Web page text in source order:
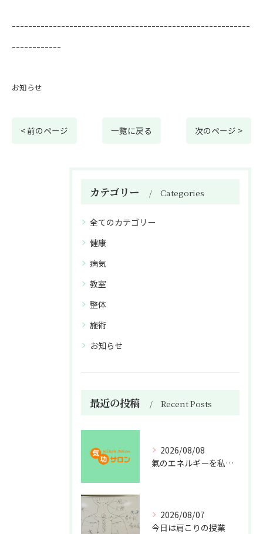
----------------------------------------------------------
------------
お知らせ
< 前のページ 一覧に戻る 次のページ >
カテゴリー Categories
全てのカテゴリー
健康
病気
教室
整体
施術
お知らせ
最近の投稿 Recent Posts
2026/08/08
氣のエネルギーを私利私欲のために使うな
2026/08/07
今日は肩こりの授業